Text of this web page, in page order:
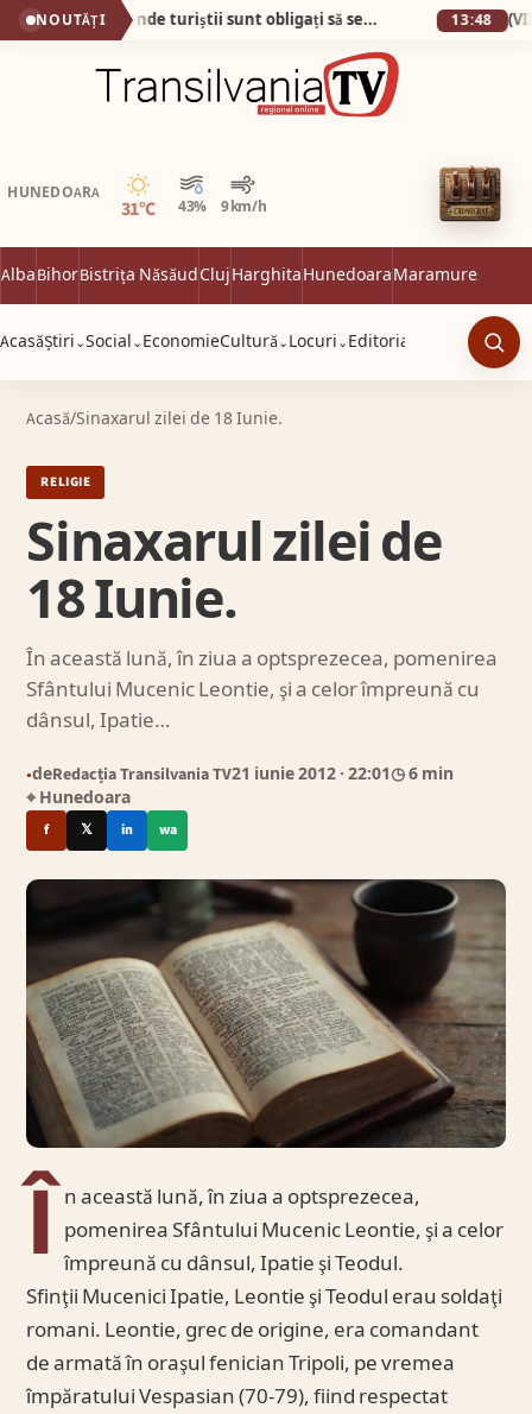
NOUTĂȚI Plaja din Tunisia unde turiștii sunt obligați să se descalțe! Nisipul e atât de fin încât pare cernut prin sită! 13:48
HUNEDOARA
31°C 43% 9 km/h
Senin
AlbaBihorBistrița NăsăudClujHarghitaHunedoaraMaramureș
AcasăȘtiri ⌄Social ⌄ EconomieCultură ⌄ Locuri ⌄ Editorial
Acasă/Sinaxarul zilei de 18 Iunie.
RELIGIE
Sinaxarul zilei de
18 Iunie.
În această lună, în ziua a optsprezecea, pomenirea
Sfântului Mucenic Leontie, şi a celor împreună cu
dânsul, Ipatie…
●deRedacția Transilvania TV21 iunie 2012 · 22:01◷ 6 min
⌖ Hunedoara
f 𝕏 in wa
Î n această lună, în ziua a optsprezecea,
pomenirea Sfântului Mucenic Leontie, şi a celor
împreună cu dânsul, Ipatie şi Teodul.
Sfinţii Mucenici Ipatie, Leontie şi Teodul erau soldaţi
romani. Leontie, grec de origine, era comandant
de armată în oraşul fenician Tripoli, pe vremea
împăratului Vespasian (70-79), fiind respectat